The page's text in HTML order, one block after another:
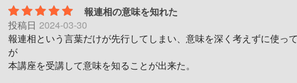
報連相の意味を知れた
投稿日 2024-03-30
報連相という言葉だけが先行してしまい、意味を深く考えずに使っ
が
本講座を受講して意味を知ることが出来た。